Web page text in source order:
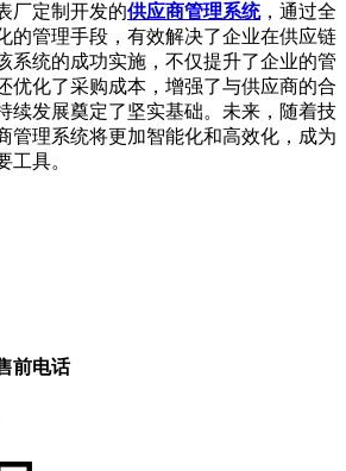
厂定制开发的供应商管理系统，通过全
的管理手段，有效解决了企业在供应链
系统的成功实施，不仅提升了企业的管
优化了采购成本，增强了与供应商的合
续发展奠定了坚实基础。未来，随着技
管理系统将更加智能化和高效化，成为
工具。
前电话